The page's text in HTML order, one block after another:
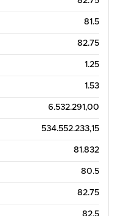
81.5
82.75
1.25
1.53
6.532.291,00
534.552.233,15
81.832
80.5
82.75
82.5